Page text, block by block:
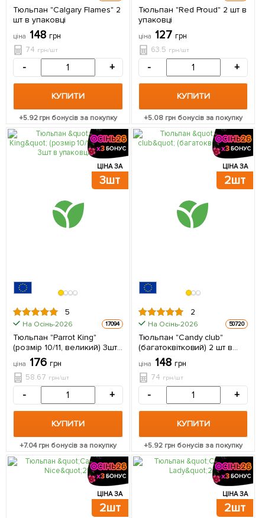
Тюльпан "Calgary Flames" 2
шт в упаковці
ціна 148 грн
74 грн/шт
- +
КУПИТИ
+5.92грн бонусів за покупку
Тюльпан "Red Proud" 2 шт в
упаковці
ціна 127 грн
63.5 грн/шт
- +
КУПИТИ
+5.08грн бонусів за покупку
ЦІНА ЗА
3шт
5
На Осінь-2026 17094
Тюльпан "Parrot King"
(розмір 10/11, великий) 3шт
в упаковці
ціна 176 грн
58.67 грн/шт
- +
КУПИТИ
+7.04грн бонусів за покупку
ЦІНА ЗА
2шт
2
На Осінь-2026 50720
Тюльпан "Candy club"
(багатоквітковий) 2 шт в
упаковці
ціна 148 грн
74 грн/шт
- +
КУПИТИ
+5.92 грн бонусів за покупку
ЦІНА ЗА
2шт
ЦІНА ЗА
2шт